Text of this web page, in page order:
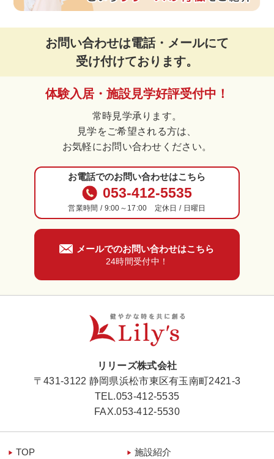
お問い合わせは電話・メールにて
受け付けております。
体験入居・施設見学好評受付中！
常時見学承ります。
見学をご希望される方は、
お気軽にお問い合わせください。
お電話でのお問い合わせはこちら
053-412-5535
営業時間 / 9:00～17:00 定休日 / 日曜日
メールでのお問い合わせはこちら
24時間受付中！
リリーズ株式会社
〒431-3122 静岡県浜松市東区有玉南町2421-3
TEL.053-412-5535
FAX.053-412-5530
TOP 施設紹介